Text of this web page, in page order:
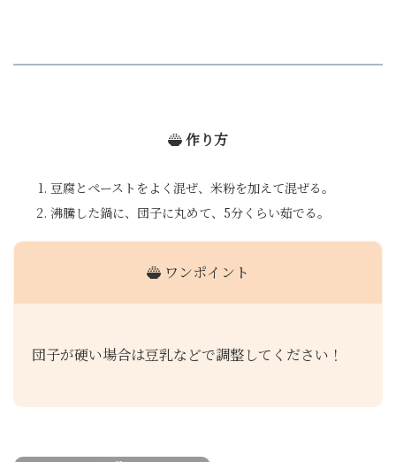
作り方
豆腐とペーストをよく混ぜ、米粉を加えて混ぜる。
沸騰した鍋に、団子に丸めて、5分くらい茹でる。
ワンポイント
団子が硬い場合は豆乳などで調整してください！